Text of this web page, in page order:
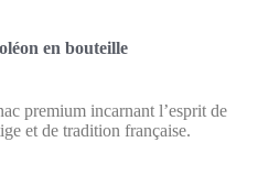
en bouteille
premium incarnant l’esprit de
et de tradition française.